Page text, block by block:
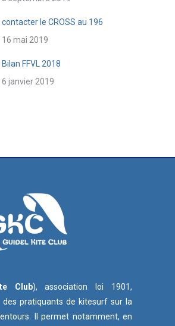
contacter le CROSS au 196
16 mai 2019
Bilan FFVL 2018
6 janvier 2019
Club), association loi 1901,
des pratiquants de kitesurf sur la
Il permet notamment, en